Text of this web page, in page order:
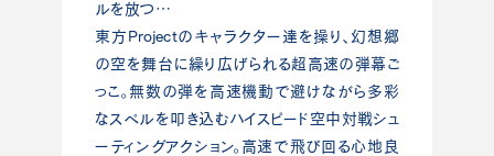
ルを放つ…
東方Projectのキャラクター達を操り、幻想郷
の空を舞台に繰り広げられる超高速の弾幕ご
っこ。無数の弾を高速機動で避けながら多彩
なスペルを叩き込むハイスピード空中対戦シュ
ーティングアクション。高速で飛び回る心地良